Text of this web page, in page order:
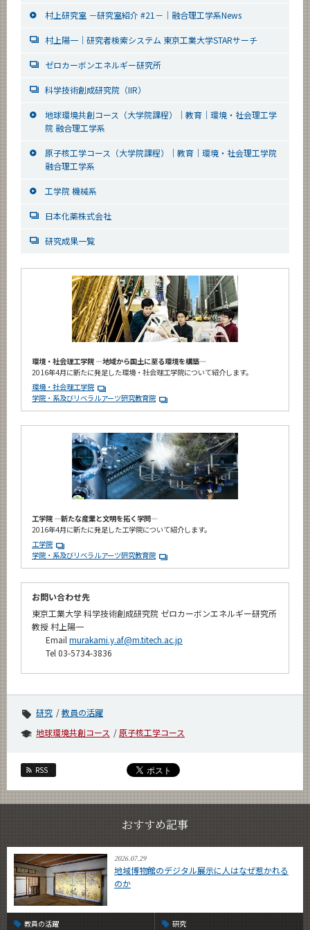
村上研究室 －研究室紹介 #21－｜融合理工学系News
村上陽一｜研究者検索システム 東京工業大学STARサーチ
ゼロカーボンエネルギー研究所
科学技術創成研究院（IIR）
地球環境共創コース（大学院課程）｜教育｜環境・社会理工学
院 融合理工学系
原子核工学コース（大学院課程）｜教育｜環境・社会理工学院
融合理工学系
工学院 機械系
日本化薬株式会社
研究成果一覧
環境・社会理工学院 ―地域から国土に至る環境を構築―
2016年4月に新たに発足した環境・社会理工学院について紹介します。
環境・社会理工学院
学院・系及びリベラルアーツ研究教育院
工学院 ―新たな産業と文明を拓く学問―
2016年4月に新たに発足した工学院について紹介します。
工学院
学院・系及びリベラルアーツ研究教育院
お問い合わせ先
東京工業大学 科学技術創成研究院 ゼロカーボンエネルギー研究所
教授 村上陽一
Email murakami.y.af@m.titech.ac.jp
Tel 03-5734-3836
研究
教員の活躍
地球環境共創コース
原子核工学コース
RSS
おすすめ記事
2026.07.29
地域博物館のデジタル展示に人はなぜ惹かれる
のか
教員の活躍 研究